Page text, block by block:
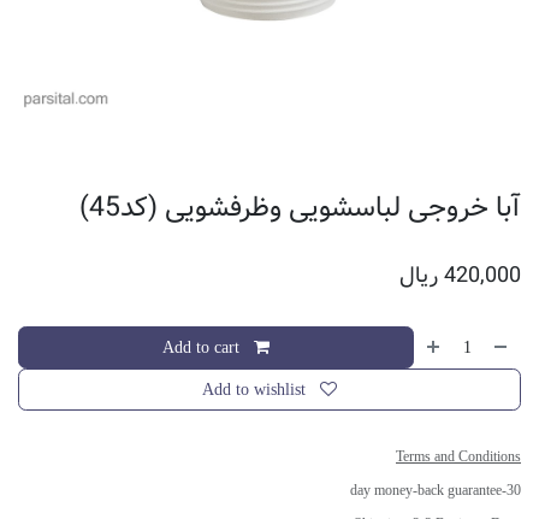
آبا خروجی لباسشویی وظرفشویی (کد45)
420,000ریال
Add to cart
Add to wishlist
Terms and Conditions
30-day money-back guarantee